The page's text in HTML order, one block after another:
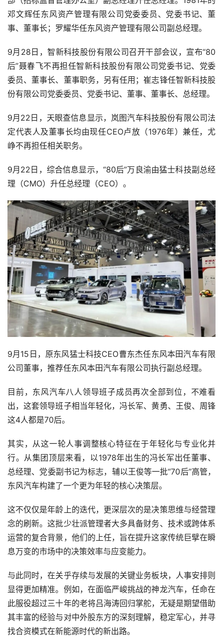
邓文辉任东风资产管理有限公司党委委员、党委书记、董
事、董事长；罗耀华任东风资产管理有限公司副总经理。
9月28日，智新科技股份有限公司召开干部会议，宣布“80
后”聂春飞不再担任智新科技股份有限公司党委书记、党委
委员、董事长、董事职务，另有任用；崔志锋任智新科技股
份有限公司党委委员、党委书记、董事、董事长、总经理。
9月22日，天眼查信息显示，岚图汽车科技股份有限公司法
定代表人及董事长均由现任CEO卢放（1976年）兼任，尤
峥不再担任相关职务。
9月22日，综合信息显示，“80后”万良渝由猛士科技副总经
理（CMO）升任总经理（CEO）。
9月15日，原东风猛士科技CEO曹东杰任东风本田汽车有限
公司董事，推荐任东风本田汽车有限公司执行副总经理。
目前，东风汽车八人领导班子成员再次全部到位，不难看
出，这套领导班子相当年轻化，冯长军、黄勇、王俊、周锋
这4人都是70后。
其实，从这一轮人事调整核心特征在于年轻化与专业化并
行。从集团顶层来看，以1978年出生的冯长军出任董事、
总经理、党委副书记为标志，辅以王俊等一批“70后”高管，
东风汽车构建了一个更为年轻的核心决策层。
这不仅仅是年龄上的迭代，更深层次的是决策思维与经营理
念的刷新。这批少壮派管理者大多具备财务、技术或跨体系
运营的复合背景，他们的上任，旨在提升这家传统巨擘在瞬
息万变的市场中的决策效率与应变能力。
与此同时，在关乎存续与发展的关键业务板块，人事安排则
显得更加精准。例如，在面临严峻挑战的神龙汽车，任命在
此服役超过三十年的老将吕海涛回归掌舵，无疑是期望借助
其丰富的经验与对中外股东方的深刻理解，稳定军心，并寻
找合资模式在新能源时代的新出路。